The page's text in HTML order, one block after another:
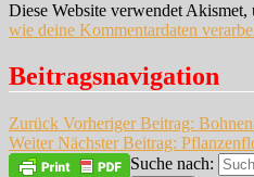
Diese Website verwendet Akismet,
wie deine Kommentardaten
Beitragsnavigation
Zurück Vorheriger Beitrag:
Weiter Nächster Beitrag:
Suche nach: